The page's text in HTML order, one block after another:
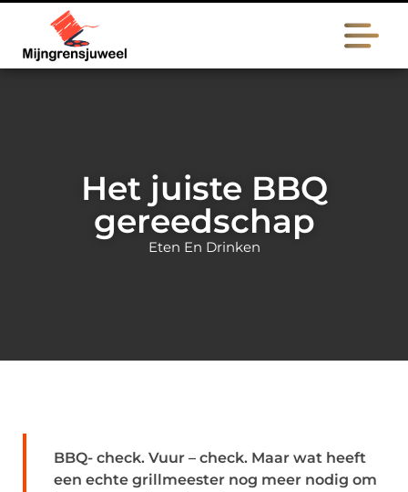
Het juiste BBQ
gereedschap
Eten En Drinken
BBQ- check. Vuur – check. Maar wat heeft
een echte grillmeester nog meer nodig om